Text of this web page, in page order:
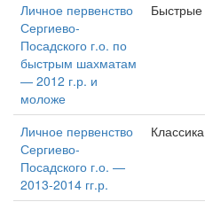
Личное первенство
Сергиево-
Посадского г.о. по
быстрым шахматам
— 2012 г.р. и
моложе
Быстрые
Личное первенство
Сергиево-
Посадского г.о. —
2013-2014 гг.р.
Классика